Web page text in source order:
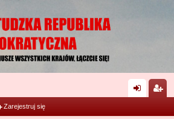
Zarejestruj się